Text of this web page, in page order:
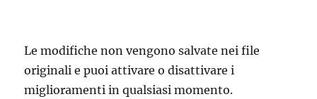
Le modifiche non vengono salvate nei file
originali e puoi attivare o disattivare i
miglioramenti in qualsiasi momento.